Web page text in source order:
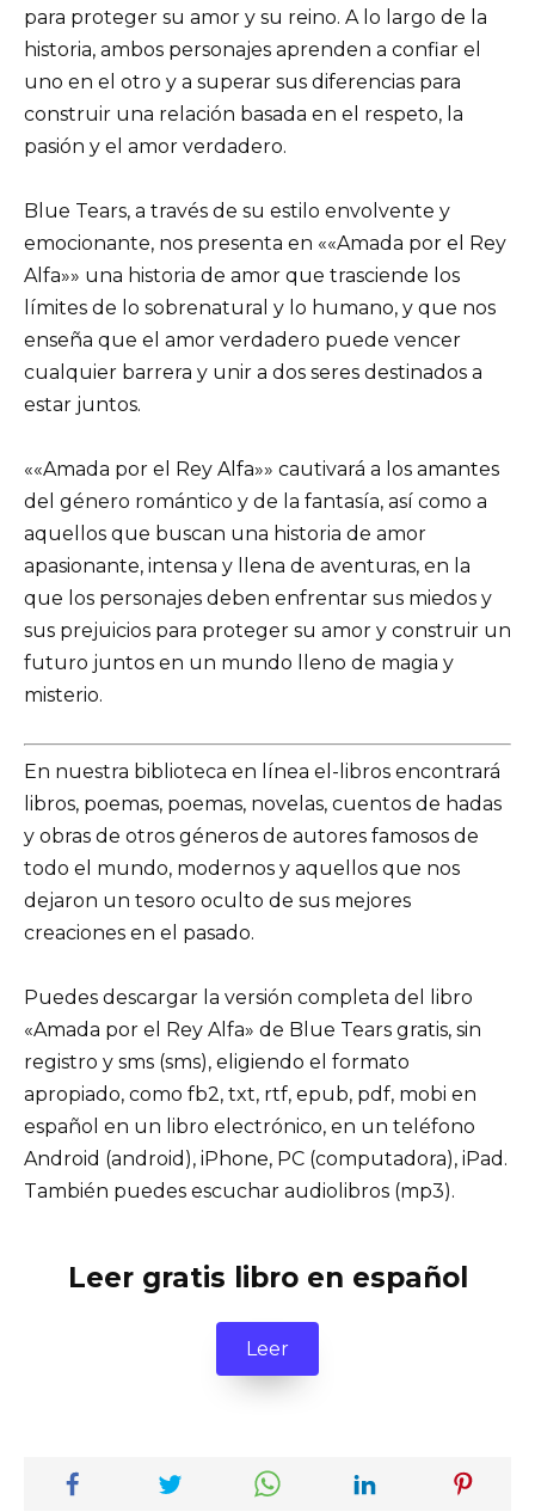
para proteger su amor y su reino. A lo largo de la
historia, ambos personajes aprenden a confiar el
uno en el otro y a superar sus diferencias para
construir una relación basada en el respeto, la
pasión y el amor verdadero.
Blue Tears, a través de su estilo envolvente y
emocionante, nos presenta en ««Amada por el Rey
Alfa»» una historia de amor que trasciende los
límites de lo sobrenatural y lo humano, y que nos
enseña que el amor verdadero puede vencer
cualquier barrera y unir a dos seres destinados a
estar juntos.
««Amada por el Rey Alfa»» cautivará a los amantes
del género romántico y de la fantasía, así como a
aquellos que buscan una historia de amor
apasionante, intensa y llena de aventuras, en la
que los personajes deben enfrentar sus miedos y
sus prejuicios para proteger su amor y construir un
futuro juntos en un mundo lleno de magia y
misterio.
En nuestra biblioteca en línea el-libros encontrará
libros, poemas, poemas, novelas, cuentos de hadas
y obras de otros géneros de autores famosos de
todo el mundo, modernos y aquellos que nos
dejaron un tesoro oculto de sus mejores
creaciones en el pasado.
Puedes descargar la versión completa del libro
«Amada por el Rey Alfa» de Blue Tears gratis, sin
registro y sms (sms), eligiendo el formato
apropiado, como fb2, txt, rtf, epub, pdf, mobi en
español en un libro electrónico, en un teléfono
Android (android), iPhone, PC (computadora), iPad.
También puedes escuchar audiolibros (mp3).
Leer gratis libro en español
Leer